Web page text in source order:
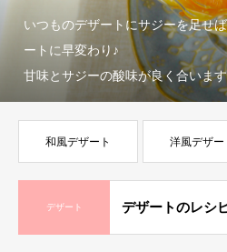
いつものデザートにサジーを足せ
ートに早変わり♪
甘味とサジーの酸味が良く合います
和風デザート 洋風デザー
デザート デザートのレシ